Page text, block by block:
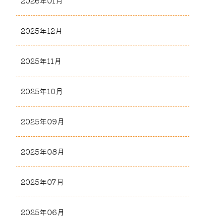
2025年12月
2025年11月
2025年10月
2025年09月
2025年08月
2025年07月
2025年06月